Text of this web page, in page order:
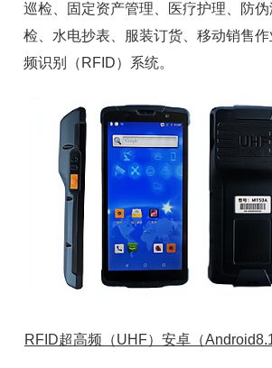
巡检、
固定资产管理 、医疗护理、防
检、水电抄表、服装订货、移动销售
频识别（RFID）系统。
RFID超高频（UHF）安卓（